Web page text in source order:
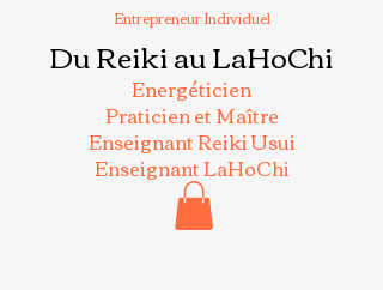
Entrepreneur Individuel
Du Reiki au LaHoChi
Energéticien
Praticien et Maître
Enseignant Reiki Usui
Enseignant LaHoChi